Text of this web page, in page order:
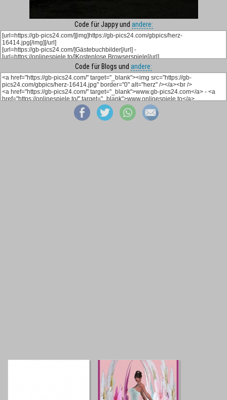
Code für Jappy und andere:
Code für Blogs und andere: